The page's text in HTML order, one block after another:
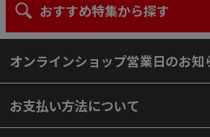
おすすめ特集から探す
オンラインショップ営業日のお知
お支払い方法について